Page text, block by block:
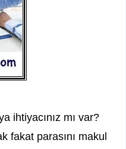
ihtiyacınız mı var?
fakat parasını makul